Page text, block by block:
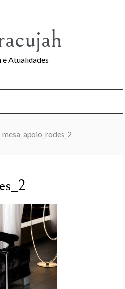
e Atualidades
mesa_apoio_rodes_2